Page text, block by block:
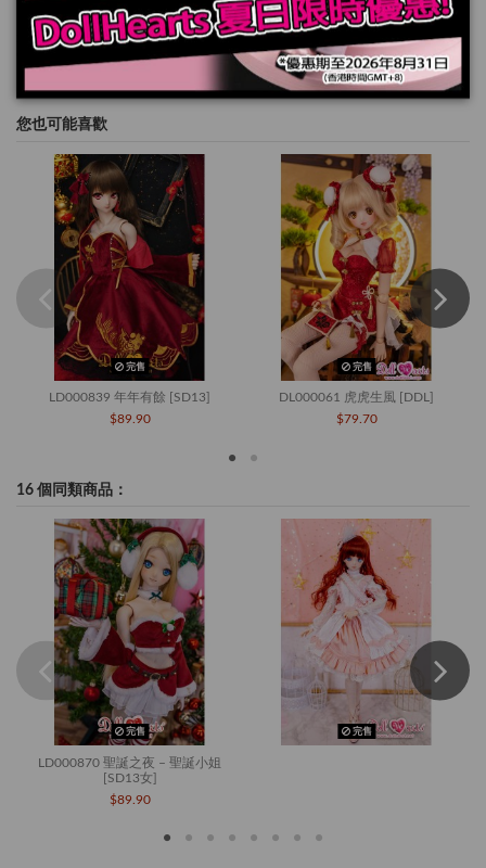
規格
您也可能喜歡
完售
LD000839 年年有餘 [SD13]
$89.90
完售
DL000061 虎虎生風 [DDL]
$79.70
16 個同類商品：
完售
LD000870 聖誕之夜 – 聖誕小姐
[SD13女]
$89.90
完售